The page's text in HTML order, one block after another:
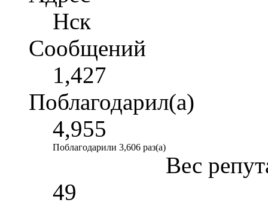
Нск
Сообщений
1,427
Поблагодарил(а)
4,955
Поблагодарили 3,606 раз(а)
Вес
49